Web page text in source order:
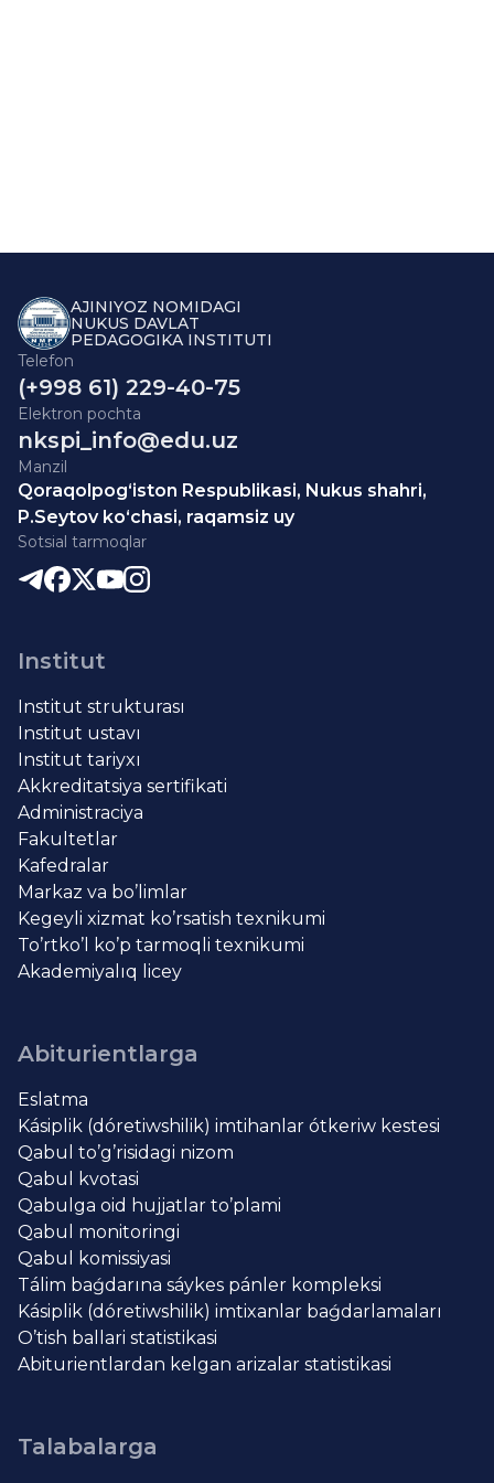
AJINIYOZ NOMIDAGI
NUKUS DAVLAT
PEDAGOGIKA INSTITUTI
Telefon
(+998 61) 229-40-75
Elektron pochta
nkspi_info@edu.uz
Manzil
Qoraqolpog‘iston Respublikasi, Nukus shahri,
P.Seytov ko‘chasi, raqamsiz uy
Sotsial tarmoqlar
Institut
Institut strukturası
Institut ustavı
Institut tariyxı
Akkreditatsiya sertifikati
Administraciya
Fakultetlar
Kafedralar
Markaz va bo’limlar
Kegeyli xizmat ko’rsatish texnikumi
To’rtko’l ko’p tarmoqli texnikumi
Akademiyalıq licey
Abiturientlarga
Eslatma
Kásiplik (dóretiwshilik) imtihanlar ótkeriw kestesi
Qabul to’g’risidagi nizom
Qabul kvotasi
Qabulga oid hujjatlar to’plami
Qabul monitoringi
Qabul komissiyasi
Tálim baǵdarına sáykes pánler kompleksi
Kásiplik (dóretiwshilik) imtixanlar baǵdarlamaları
O’tish ballari statistikasi
Abiturientlardan kelgan arizalar statistikasi
Talabalarga